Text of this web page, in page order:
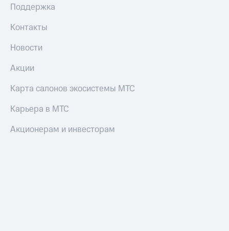
Поддержка
Контакты
Новости
Акции
Карта салонов экосистемы МТС
Карьера в МТС
Акционерам и инвесторам